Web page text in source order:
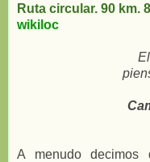
Ruta circular. 90 km.
wikiloc
A menudo decimos